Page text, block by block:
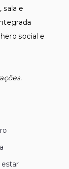
e
social e
estar